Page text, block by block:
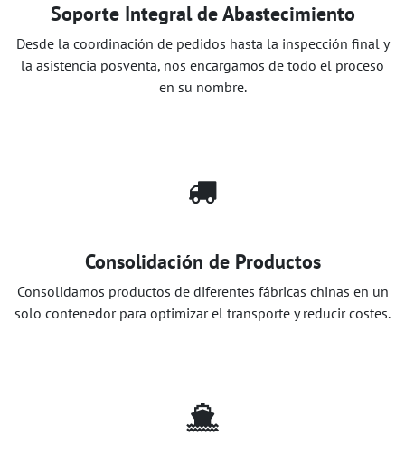
Soporte Integral de Abastecimiento
Desde la coordinación de pedidos hasta la inspección final y
la asistencia posventa, nos encargamos de todo el proceso
en su nombre.
Consolidación de Productos
Consolidamos productos de diferentes fábricas chinas en un
solo contenedor para optimizar el transporte y reducir costes.